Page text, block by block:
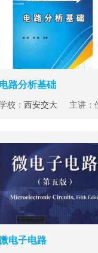
电路分析基础
校： 西安交大 主讲：
电子电路